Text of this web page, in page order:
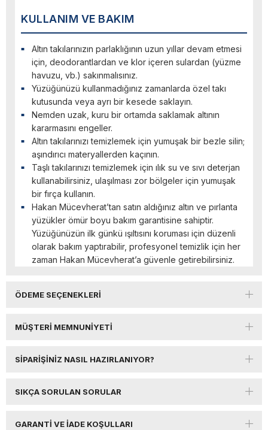
KULLANIM VE BAKIM
Altın takılarınızın parlaklığının uzun yıllar devam etmesi
için, deodorantlardan ve klor içeren sulardan (yüzme
havuzu, vb.) sakınmalısınız.
Yüzüğünüzü kullanmadığınız zamanlarda özel takı
kutusunda veya ayrı bir kesede saklayın.
Nemden uzak, kuru bir ortamda saklamak altının
kararmasını engeller.
Altın takılarınızı temizlemek için yumuşak bir bezle silin;
aşındırıcı materyallerden kaçının.
Taşlı takılarınızı temizlemek için ılık su ve sıvı deterjan
kullanabilirsiniz, ulaşılması zor bölgeler için yumuşak
bir fırça kullanın.
Hakan Mücevherat’tan satın aldığınız altın ve pırlanta
yüzükler ömür boyu bakım garantisine sahiptir.
Yüzüğünüzün ilk günkü ışıltısını koruması için düzenli
olarak bakım yaptırabilir, profesyonel temizlik için her
zaman Hakan Mücevherat’a güvenle getirebilirsiniz.
ÖDEME SEÇENEKLERI
MÜŞTERI MEMNUNIYETI
SIPARIŞINIZ NASIL HAZIRLANIYOR?
SIKÇA SORULAN SORULAR
GARANTI VE İADE KOŞULLARI